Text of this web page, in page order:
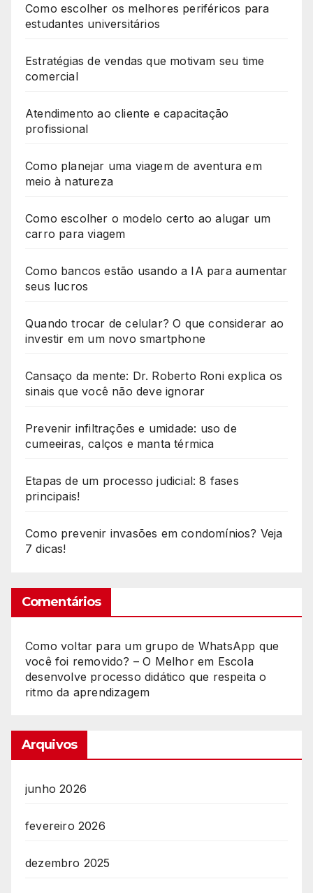
Como escolher os melhores periféricos para
estudantes universitários
Estratégias de vendas que motivam seu time
comercial
Atendimento ao cliente e capacitação
profissional
Como planejar uma viagem de aventura em
meio à natureza
Como escolher o modelo certo ao alugar um
carro para viagem
Como bancos estão usando a IA para aumentar
seus lucros
Quando trocar de celular? O que considerar ao
investir em um novo smartphone
Cansaço da mente: Dr. Roberto Roni explica os
sinais que você não deve ignorar
Prevenir infiltrações e umidade: uso de
cumeeiras, calços e manta térmica
Etapas de um processo judicial: 8 fases
principais!
Como prevenir invasões em condomínios? Veja
7 dicas!
Comentários
Como voltar para um grupo de WhatsApp que
você foi removido? – O Melhorem Escola
desenvolve processo didático que respeita o
ritmo da aprendizagem
Arquivos
junho 2026
fevereiro 2026
dezembro 2025